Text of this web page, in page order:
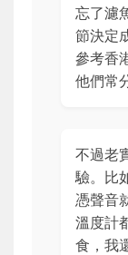
忘了濾
節決定
參考香
他們常
不過老
驗。比
憑聲音
溫度計
食，我